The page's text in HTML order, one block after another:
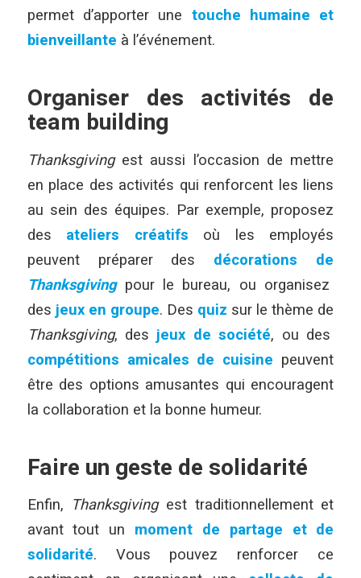
permet d’apporter une touche humaine et
bienveillante à l’événement.
Organiser des activités de
team building
Thanksgivingest aussi l’occasion de mettre
en place des activités qui renforcent les liens
au sein des équipes. Par exemple, proposez
des ateliers créatifs où les employés
peuvent préparer des décorations de
Thanksgivingpour le bureau, ou organisez
desjeux en groupe. Des quiz sur le thème de
Thanksgiving, des jeux de société, ou des
compétitions amicales de cuisine peuvent
être des options amusantes qui encouragent
la collaboration et la bonne humeur.
Faire un geste de solidarité
Enfin, Thanksgivingest traditionnellement et
avant tout un moment de partage et de
solidarité. Vous pouvez renforcer ce